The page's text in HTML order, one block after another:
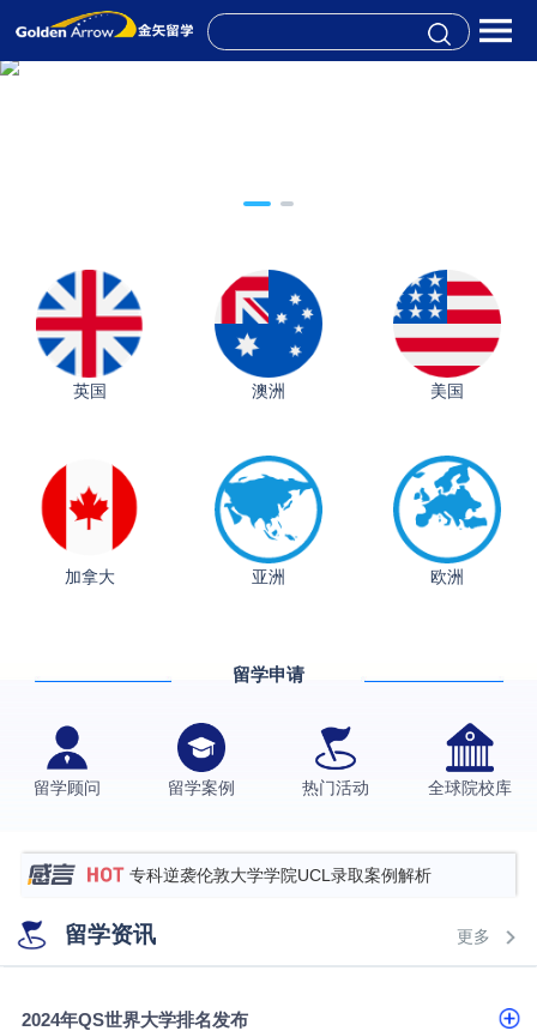
英国 澳洲 美国
加拿大 亚洲 欧洲
留学申请
留学顾问 留学案例 热门活动 全球院校库
从上海财大2+2到谢菲尔德：低均分逆袭QS百强金
西南财经大学投资学背景，成功斩获英国名校多份
上海财经大学经济学背景成功斩获爱丁堡大学经济学
专科逆袭伦敦大学学院UCL录取案例解析
香港浸会大学伦理与公共事务硕士录取
从上海财大2+2到谢菲尔德：低均分逆袭QS百强金
留学资讯 更多
2024年QS世界大学排名发布